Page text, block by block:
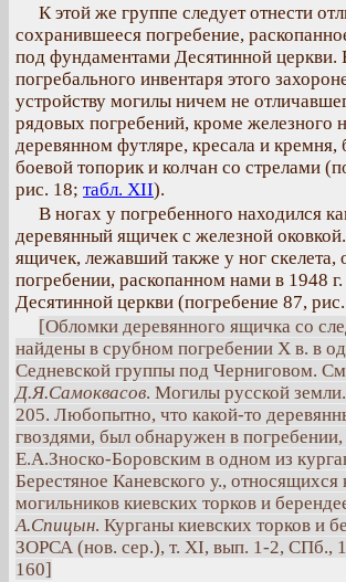
К этой же группе следует отнести
сохранившееся погребение,
под фундаментами Десятинной церкви.
погребального инвентаря этого
устройству могилы ничем не
рядовых погребений, кроме железного
деревянном футляре, кресала и
боевой топорик и колчан со стрелами
рис. 18; табл. XII).
В ногах у погребенного находился
деревянный ящичек с железной
ящичек, лежавший также у ног скелета,
погребении, раскопанном нами в 1948 г.
Десятинной церкви (погребение 87,
[Обломки деревянного ящичка со
найдены в срубном погребении Х в. в
Седневской группы под Черниговом.
Д.Я.Самоквасов. Могилы русской
205. Любопытно, что какой-то
гвоздями, был обнаружен в
Е.А.Зноско-Боровским в одном из
Берестяное Каневского у., относящихся
могильников киевских торков и
А.Спицын. Курганы киевских торков и
ЗОРСА (нов. сер.), т. XI, вып. 1-2, СПб.,
160]